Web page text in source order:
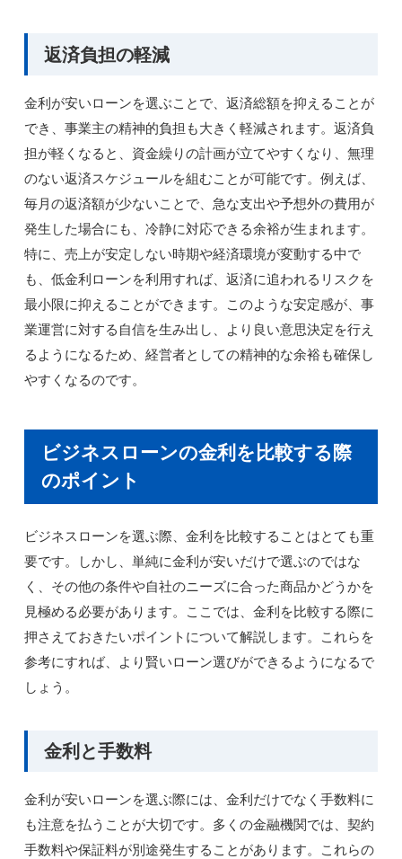
返済負担の軽減
金利が安いローンを選ぶことで、返済総額を抑えることが
でき、事業主の精神的負担も大きく軽減されます。返済負
担が軽くなると、資金繰りの計画が立てやすくなり、無理
のない返済スケジュールを組むことが可能です。例えば、
毎月の返済額が少ないことで、急な支出や予想外の費用が
発生した場合にも、冷静に対応できる余裕が生まれます。
特に、売上が安定しない時期や経済環境が変動する中で
も、低金利ローンを利用すれば、返済に追われるリスクを
最小限に抑えることができます。このような安定感が、事
業運営に対する自信を生み出し、より良い意思決定を行え
るようになるため、経営者としての精神的な余裕も確保し
やすくなるのです。
ビジネスローンの金利を比較する際
のポイント
ビジネスローンを選ぶ際、金利を比較することはとても重
要です。しかし、単純に金利が安いだけで選ぶのではな
く、その他の条件や自社のニーズに合った商品かどうかを
見極める必要があります。ここでは、金利を比較する際に
押さえておきたいポイントについて解説します。これらを
参考にすれば、より賢いローン選びができるようになるで
しょう。
金利と手数料
金利が安いローンを選ぶ際には、金利だけでなく手数料に
も注意を払うことが大切です。多くの金融機関では、契約
手数料や保証料が別途発生することがあります。これらの